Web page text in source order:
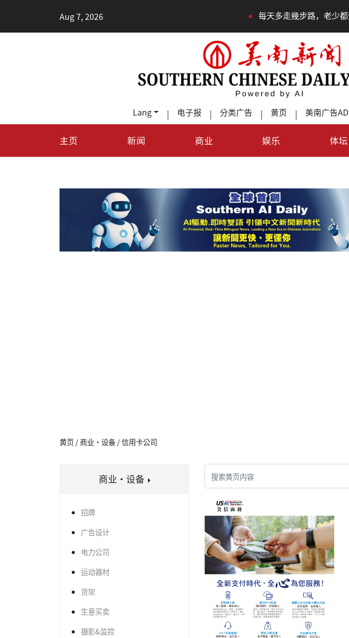
Aug 7, 2026 每天多走幾步路，老少都受益 •
Lang | 电子报 | 分类广告 | 黄页 | 美南广告AD
主页 新闻 商业 娱乐 体坛
黄页 / 商业·设备 / 信用卡公司
商业·设备
招牌
广告设计
电力公司
运动器材
货架
生意买卖
摄影&监控